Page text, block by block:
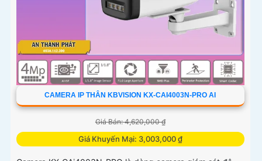
CAMERA IP THÂN KBVISION KX-CAI4003N-PRO AI
Giá Bán: 4,620,000 ₫
Giá Khuyến Mại: 3,003,000 ₫